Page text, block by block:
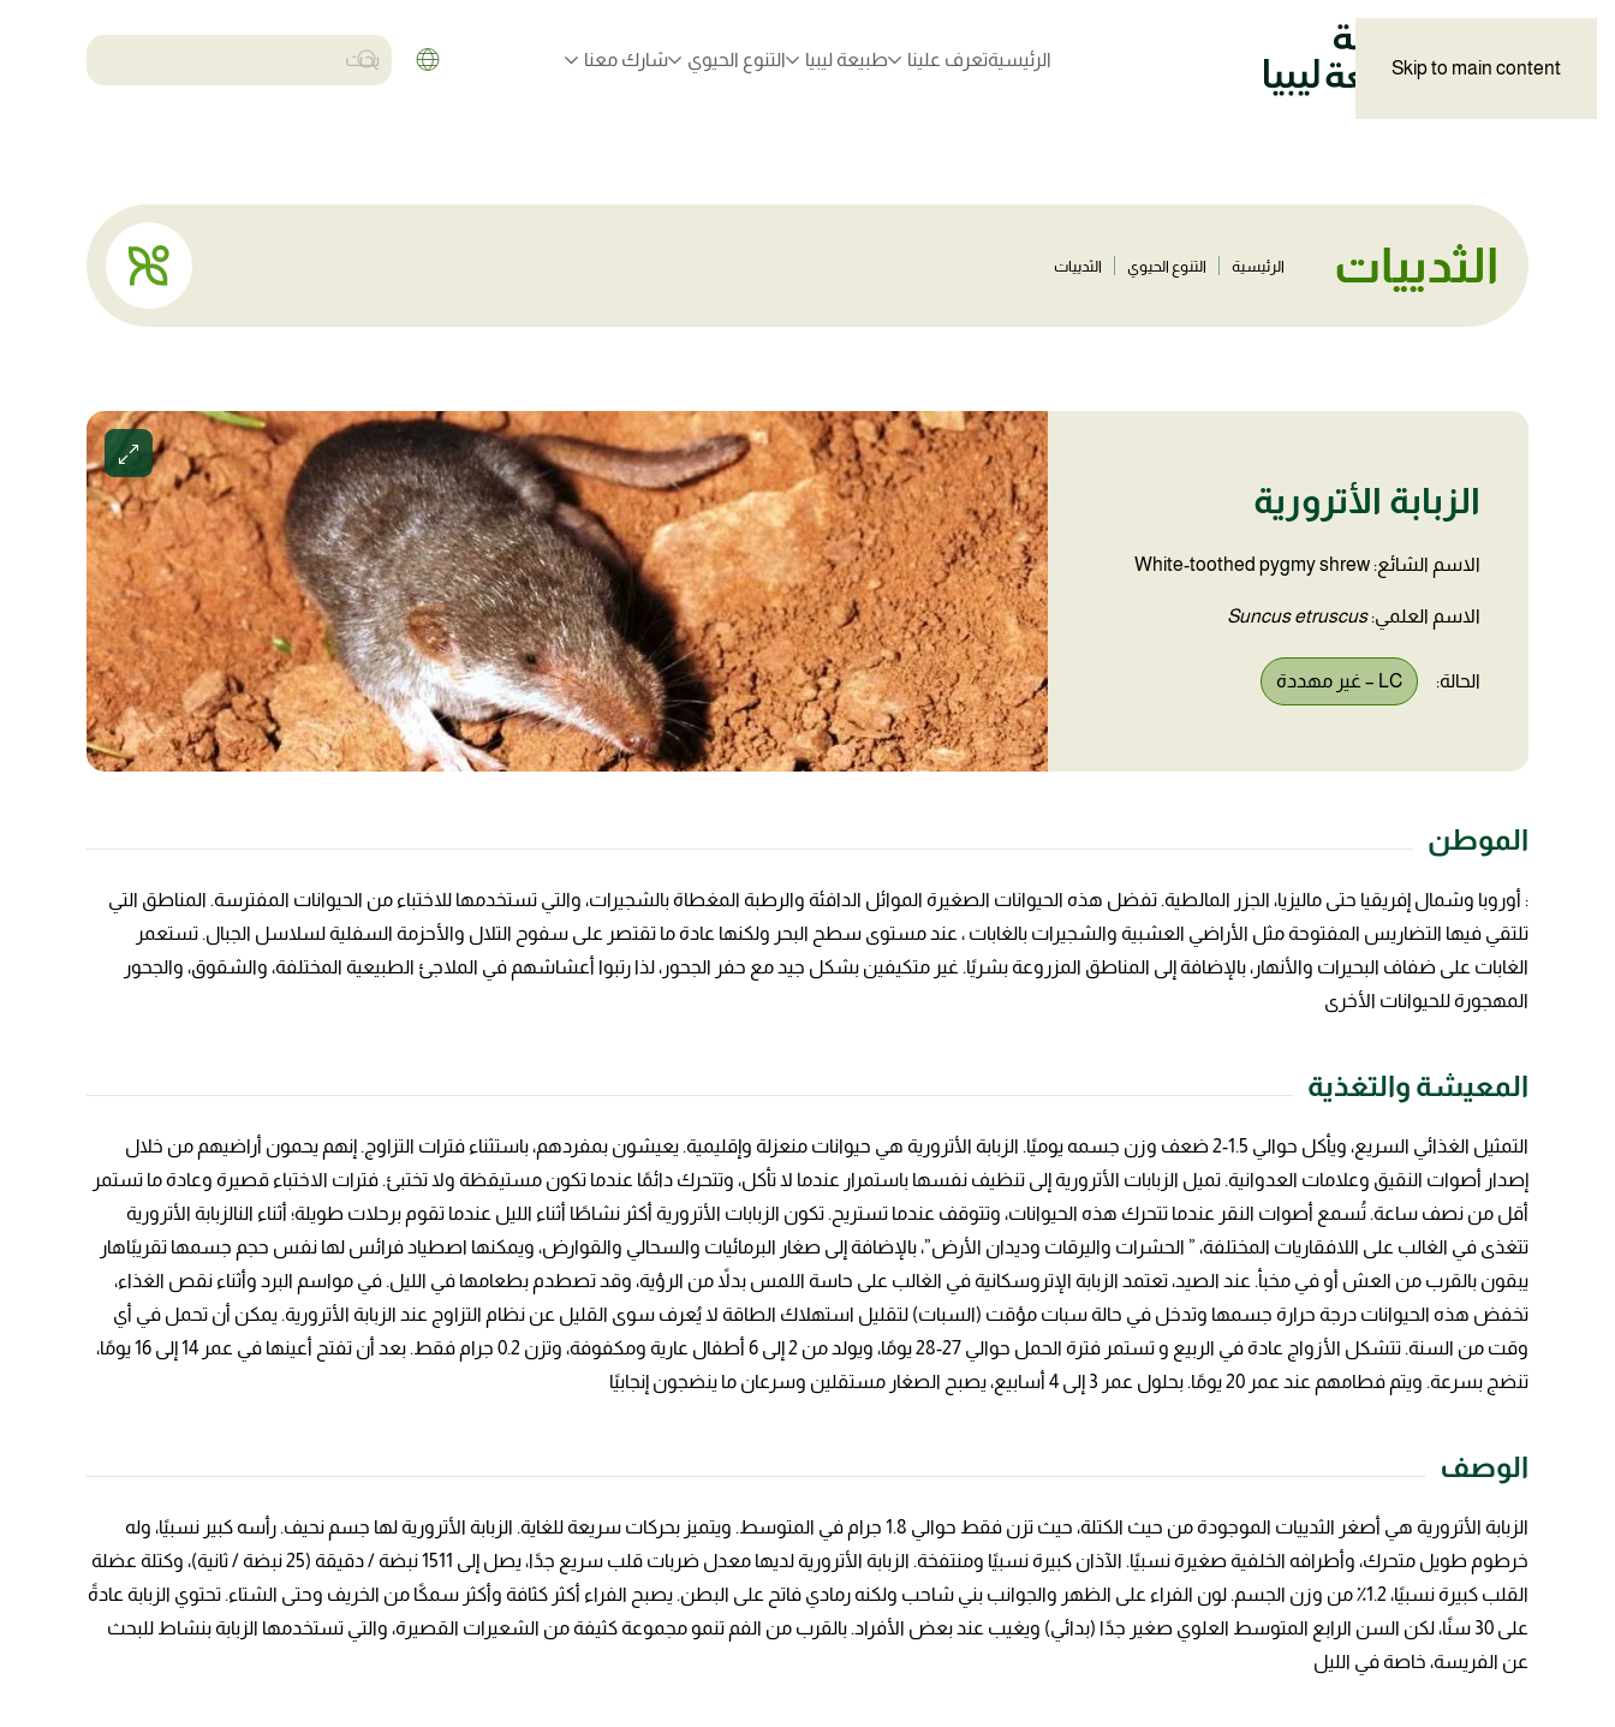
Skip to main content الرئيسيةتعرف علينا طبيعة ليبيا التنوع الحيوي شارك معنا
الثدييات الرئيسية التنوع الحيوي الثدييات
الزبابة الأترورية
الاسم الشائع: White-toothed pygmy shrew
الاسم العلمي:Suncus etruscus
الحالة: LC – غير مهددة
الموطن
: أوروبا وشمال إفريقيا حتى ماليزيا، الجزر المالطية. تفضل هذه الحيوانات الصغيرة الموائل الدافئة والرطبة المغطاة بالشجيرات، والتي تستخدمها للاختباء من الحيوانات المفترسة. المناطق التي
تلتقي فيها التضاريس المفتوحة مثل الأراضي العشبية والشجيرات بالغابات ، عند مستوى سطح البحر ولكنها عادة ما تقتصر على سفوح التلال والأحزمة السفلية لسلاسل الجبال. تستعمر
الغابات على ضفاف البحيرات والأنهار، بالإضافة إلى المناطق المزروعة بشريًا. غير متكيفين بشكل جيد مع حفر الجحور، لذا رتبوا أعشاشهم في الملاجئ الطبيعية المختلفة، والشقوق، والجحور
المهجورة للحيوانات الأخرى
المعيشة والتغذية
التمثيل الغذائي السريع، ويأكل حوالي 1.5-2 ضعف وزن جسمه يوميًا. الزبابة الأترورية هي حيوانات منعزلة وإقليمية. يعيشون بمفردهم، باستثناء فترات التزاوج. إنهم يحمون أراضيهم من خلال
إصدار أصوات النقيق وعلامات العدوانية. تميل الزبابات الأترورية إلى تنظيف نفسها باستمرار عندما لا تأكل، وتتحرك دائمًا عندما تكون مستيقظة ولا تختبئ. فترات الاختباء قصيرة وعادة ما تستمر
أقل من نصف ساعة. تُسمع أصوات النقر عندما تتحرك هذه الحيوانات، وتتوقف عندما تستريح. تكون الزبابات الأترورية أكثر نشاطًا أثناء الليل عندما تقوم برحلات طويلة؛ أثناء النالزبابة الأترورية
تتغذى في الغالب على اللافقاريات المختلفة، ” الحشرات واليرقات وديدان الأرض”، بالإضافة إلى صغار البرمائيات والسحالي والقوارض، ويمكنها اصطياد فرائس لها نفس حجم جسمها تقريبًاهار
يبقون بالقرب من العش أو في مخبأ. عند الصيد، تعتمد الزبابة الإتروسكانية في الغالب على حاسة اللمس بدلاً من الرؤية، وقد تصطدم بطعامها في الليل. في مواسم البرد وأثناء نقص الغذاء،
تخفض هذه الحيوانات درجة حرارة جسمها وتدخل في حالة سبات مؤقت (السبات) لتقليل استهلاك الطاقة لا يُعرف سوى القليل عن نظام التزاوج عند الزبابة الأترورية. يمكن أن تحمل في أي
وقت من السنة. تتشكل الأزواج عادة في الربيع و تستمر فترة الحمل حوالي 27-28 يومًا، ويولد من 2 إلى 6 أطفال عارية ومكفوفة، وتزن 0.2 جرام فقط. بعد أن تفتح أعينها في عمر 14 إلى 16 يومًا،
تنضج بسرعة. ويتم فطامهم عند عمر 20 يومًا. بحلول عمر 3 إلى 4 أسابيع، يصبح الصغار مستقلين وسرعان ما ينضجون إنجابيًا
الوصف
الزبابة الأترورية هي أصغر الثدييات الموجودة من حيث الكتلة، حيث تزن فقط حوالي 1.8 جرام في المتوسط. ويتميز بحركات سريعة للغاية. الزبابة الأترورية لها جسم نحيف. رأسه كبير نسبيًا، وله
خرطوم طويل متحرك، وأطرافه الخلفية صغيرة نسبيًا. الآذان كبيرة نسبيًا ومنتفخة. الزبابة الأترورية لديها معدل ضربات قلب سريع جدًا، يصل إلى 1511 نبضة / دقيقة (25 نبضة / ثانية)، وكتلة عضلة
القلب كبيرة نسبيًا، 1.2٪ من وزن الجسم. لون الفراء على الظهر والجوانب بني شاحب ولكنه رمادي فاتح على البطن. يصبح الفراء أكثر كثافة وأكثر سمكًا من الخريف وحتى الشتاء. تحتوي الزبابة عادةً
على 30 سنًا، لكن السن الرابع المتوسط العلوي صغير جدًا (بدائي) ويغيب عند بعض الأفراد. بالقرب من الفم تنمو مجموعة كثيفة من الشعيرات القصيرة، والتي تستخدمها الزبابة بنشاط للبحث
عن الفريسة، خاصة في الليل